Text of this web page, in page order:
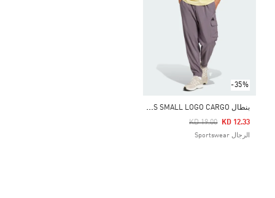
-35%
ب
نطال ESSENTIALS SMALL LOGO CARGO
Price Reduced From
KD 19.00
To KD 12.33
الرجال Sportswear